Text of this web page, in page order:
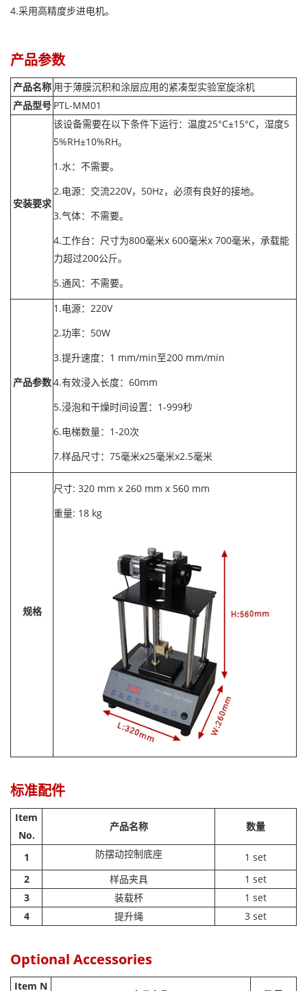
4.采用高精度步进电机。
产品参数
产品名称 用于薄膜沉积和涂层应用的紧凑型实验室旋涂机
产品型号 PTL-MM01
安装要求
该设备需要在以下条件下运行：温度25°C±15°C，湿度5
5%RH±10%RH。
1.水：不需要。
2.电源：交流220V，50Hz，必须有良好的接地。
3.气体：不需要。
4.工作台：尺寸为800毫米x 600毫米x 700毫米，承载能
力超过200公斤。
5.通风：不需要。
产品参数
1.电源：220V
2.功率：50W
3.提升速度：1 mm/min至200 mm/min
4.有效浸入长度：60mm
5.浸泡和干燥时间设置：1-999秒
6.电梯数量：1-20次
7.样品尺寸：75毫米x25毫米x2.5毫米
规格
尺寸: 320 mm x 260 mm x 560 mm
重量: 18 kg
标准配件
Item
No.
产品名称 数量
1 防摆动控制底座
1 set
2
样品夹具
1 set
3
装载杯
1 set
4
提升绳 3 set
Optional Accessories
Item N